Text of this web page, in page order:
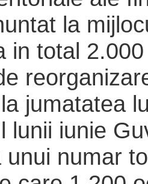
la
in total
jumatatea
lunii iunie
unui numar